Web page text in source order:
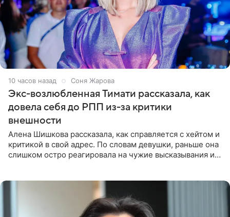
10 часов назад Соня Жарова
Экс-возлюбленная Тимати рассказала, как
довела себя до РПП из-за критики
внешности
Алена Шишкова рассказала, как справляется с хейтом и
критикой в свой адрес. По словам девушки, раньше она
слишком остро реагировала на чужие высказывания и